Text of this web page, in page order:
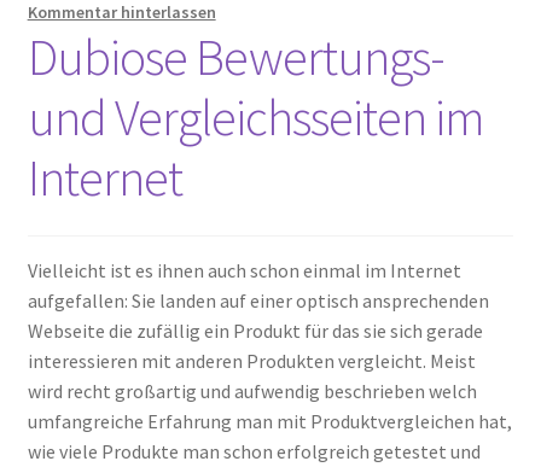
Impressum
Zum Onlineshop in der Web Version
Kommentar hinterlassen
Dubiose Bewertungs-
und Vergleichsseiten im
Internet
Vielleicht ist es ihnen auch schon einmal im Internet
aufgefallen: Sie landen auf einer optisch ansprechenden
Webseite die zufällig ein Produkt für das sie sich gerade
interessieren mit anderen Produkten vergleicht. Meist
wird recht großartig und aufwendig beschrieben welch
umfangreiche Erfahrung man mit Produktvergleichen hat,
wie viele Produkte man schon erfolgreich getestet und